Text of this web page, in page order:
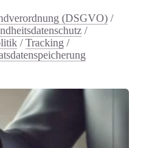
(DSGVO) /
/
/Tracking /